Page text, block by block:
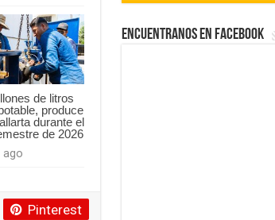
de litros
produce
durante el
de 2026
ago
Pinterest
Encuentranos en Facebook